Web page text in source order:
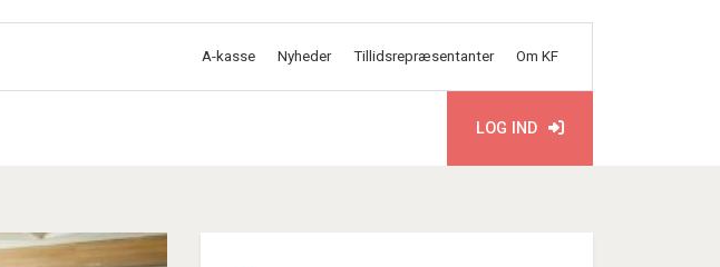
A-kasse Nyheder Tillidsrepræsentanter Om KF
LOG IND